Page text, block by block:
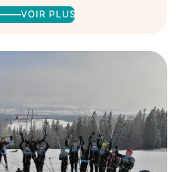
VOIR PLUS